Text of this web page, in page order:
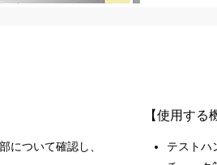
について確認し、
【使用する
テストハ